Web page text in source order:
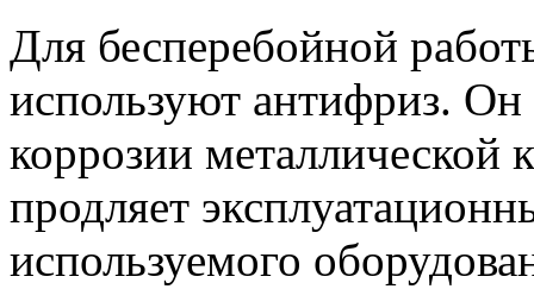
Для бесперебойной
используют антифриз. Он
коррозии металлической
продляет
используемого